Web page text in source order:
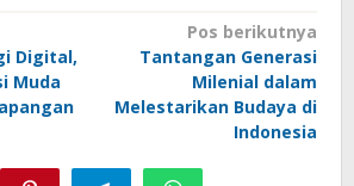
Digital,
Muda
Pos berikutnya
Tantangan Generasi
Milenial dalam
Melestarikan Budaya di
Indonesia